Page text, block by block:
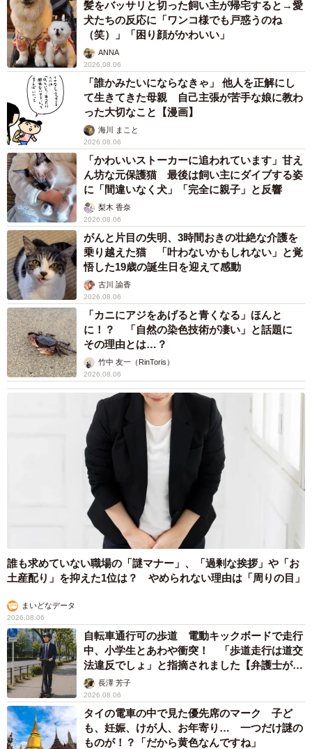
髪をバッサリと切った飼い主が帰宅すると→愛
犬たちの反応に「ワンコ様でも戸惑うのね
（笑）」「困り顔がかわいい」
ANNA
2026.08.06
「誰かみたいにならなきゃ」 他人を正解にし
て生きてきた母親 自己主張が苦手な娘に教わ
った大切なこと【漫画】
海川 まこと
2026.08.06
「かわいいストーカーに追われています」甘え
ん坊な元保護猫 最後は飼い主にダイブする姿
に「間違いなく犬」「完全に親子」と反響
梨木 香奈
2026.08.06
がんと片目の失明、3時間おきの壮絶な介護を
乗り越えた猫 「叶わないかもしれない」と覚
悟した19歳の誕生日を迎えて感動
古川 諭香
2026.08.06
「カニにアジをあげると青くなる」ほんと
に！？ 「自然の染色技術が凄い」と話題に
その理由とは…？
竹中 友一（RinToris）
2026.08.06
誰も求めていない職場の「謎マナー」、「過剰な挨拶」や「お
土産配り」を抑えた1位は？ やめられない理由は「周りの目」
まいどなデータ
2026.08.06
自転車通行可の歩道 電動キックボードで走行
中、小学生とあわや衝突！ 「歩道走行は道交
法違反でしょ」と指摘されました【弁護士が解
説】長澤 芳子
2026.08.06
タイの電車の中で見た優先席のマーク 子ど
も、妊娠、けが人、お年寄り… 一つだけ謎の
ものが！？「だから黄色なんですね」